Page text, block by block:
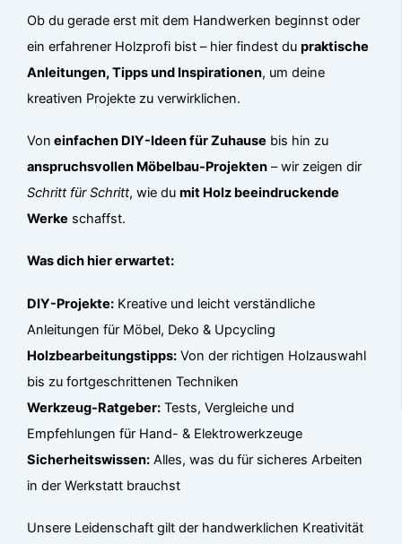
Ob du gerade erst mit dem Handwerken beginnst oder
ein erfahrener Holzprofi bist – hier findest dupraktische
Anleitungen, Tipps und Inspirationen, um deine
kreativen Projekte zu verwirklichen.
Von einfachen DIY-Ideen für Zuhause bis hin zu
anspruchsvollen Möbelbau-Projekten – wir zeigen dir
Schritt für Schritt, wie dumit Holz beeindruckende
Werke schaffst.
Was dich hier erwartet:
DIY-Projekte: Kreative und leicht verständliche
Anleitungen für Möbel, Deko & Upcycling
Holzbearbeitungstipps: Von der richtigen Holzauswahl
bis zu fortgeschrittenen Techniken
Werkzeug-Ratgeber: Tests, Vergleiche und
Empfehlungen für Hand- & Elektrowerkzeuge
Sicherheitswissen: Alles, was du für sicheres Arbeiten
in der Werkstatt brauchst
Unsere Leidenschaft gilt der handwerklichen Kreativität